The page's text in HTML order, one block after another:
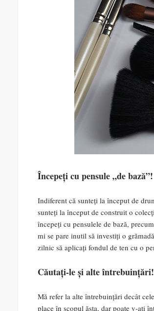
Începeți cu pensule „de bază”!
Indiferent că sunteți la început de
sunteți la început de construit o
începeți cu pensulele de bază,
mi se pare inutil să investiți o
zilnic să aplicați fondul de ten cu o
Căutați-le și alte întrebuințări!
Mă refer la alte întrebuințări decât
place în scopul ăsta, dar poate v-ați